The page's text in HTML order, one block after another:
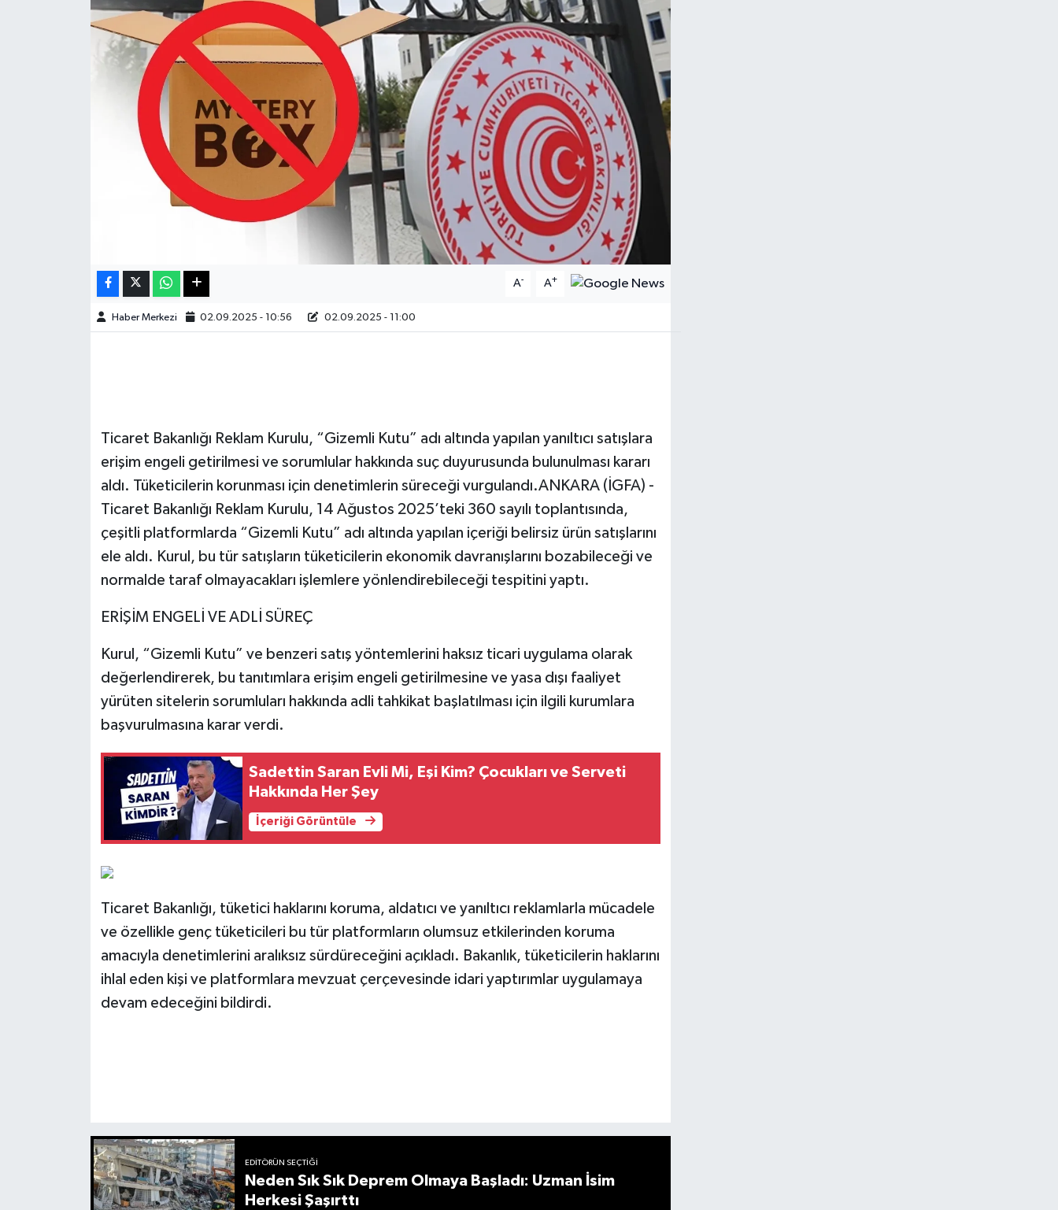
A- A+
Haber Merkezi 02.09.2025 - 10:56 02.09.2025 - 11:00
Ticaret Bakanlığı Reklam Kurulu, “Gizemli Kutu” adı altında yapılan yanıltıcı satışlara
erişim engeli getirilmesi ve sorumlular hakkında suç duyurusunda bulunulması kararı
aldı. Tüketicilerin korunması için denetimlerin süreceği vurgulandı.ANKARA (İGFA) -
Ticaret Bakanlığı Reklam Kurulu, 14 Ağustos 2025’teki 360 sayılı toplantısında,
çeşitli platformlarda “Gizemli Kutu” adı altında yapılan içeriği belirsiz ürün satışlarını
ele aldı. Kurul, bu tür satışların tüketicilerin ekonomik davranışlarını bozabileceği ve
normalde taraf olmayacakları işlemlere yönlendirebileceği tespitini yaptı.
ERİŞİM ENGELİ VE ADLİ SÜREÇ
Kurul, “Gizemli Kutu” ve benzeri satış yöntemlerini haksız ticari uygulama olarak
değerlendirerek, bu tanıtımlara erişim engeli getirilmesine ve yasa dışı faaliyet
yürüten sitelerin sorumluları hakkında adli tahkikat başlatılması için ilgili kurumlara
başvurulmasına karar verdi.
Sadettin Saran Evli Mi, Eşi Kim? Çocukları ve Serveti
Hakkında Her Şey
İçeriği Görüntüle
Ticaret Bakanlığı, tüketici haklarını koruma, aldatıcı ve yanıltıcı reklamlarla mücadele
ve özellikle genç tüketicileri bu tür platformların olumsuz etkilerinden koruma
amacıyla denetimlerini aralıksız sürdüreceğini açıkladı. Bakanlık, tüketicilerin haklarını
ihlal eden kişi ve platformlara mevzuat çerçevesinde idari yaptırımlar uygulamaya
devam edeceğini bildirdi.
EDITÖRÜN SEÇTIĞI
Neden Sık Sık Deprem Olmaya Başladı: Uzman İsim
Herkesi Şaşırttı